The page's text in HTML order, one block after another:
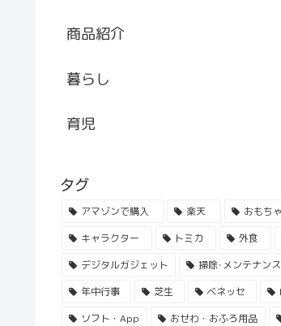
商品紹介
暮らし
育児
タグ
アマゾンで購入 楽天 おもちゃ
キャラクター
トミカ 外食
デジタルガジェット
掃除･メンテナンス
年中行事
芝生 ベネッセ
ソフト・App
おせわ・おふろ用品